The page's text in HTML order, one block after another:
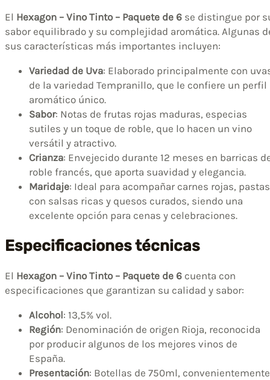
El Hexagon – Vino Tinto – Paquete de 6 se distingue por
sabor equilibrado y su complejidad aromática. Algunas
sus características más importantes incluyen:
Variedad de Uva: Elaborado principalmente con
de la variedad Tempranillo, que le confiere un perfil
aromático único.
Sabor: Notas de frutas rojas maduras, especias
sutiles y un toque de roble, que lo hacen un vino
versátil y atractivo.
Crianza: Envejecido durante 12 meses en barricas
roble francés, que aporta suavidad y elegancia.
Maridaje: Ideal para acompañar carnes rojas, pastas
con salsas ricas y quesos curados, siendo una
excelente opción para cenas y celebraciones.
Especificaciones técnicas
El Hexagon – Vino Tinto – Paquete de 6 cuenta con
especificaciones que garantizan su calidad y sabor:
Alcohol: 13,5% vol.
Región: Denominación de origen Rioja, reconocida
por producir algunos de los mejores vinos de
España.
Presentación: Botellas de 750ml, convenientemente